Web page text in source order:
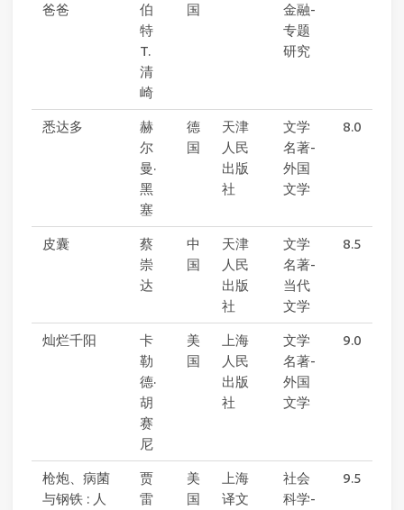
爸爸
伯
特
T.
清
崎
国
金融-
专题
研究
悉达多
赫
尔
曼·
黑
塞
德
国
天津
人民
出版
社
文学
名著-
外国
文学
8.0
皮囊
蔡
崇
达
中
国
天津
人民
出版
社
文学
名著-
当代
文学
8.5
灿烂千阳
卡
勒
德·
胡
赛
尼
美
国
上海
人民
出版
社
文学
名著-
外国
文学
9.0
枪炮、病菌
与钢铁 : 人
贾
雷
美
国
上海
译文
社会
科学-
9.5